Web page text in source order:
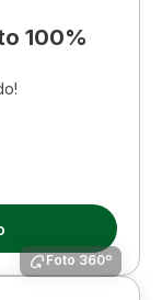
100%
Foto 360º